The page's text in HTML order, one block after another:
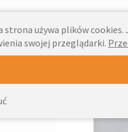
strona używa plików cookies.
swojej przeglądarki.